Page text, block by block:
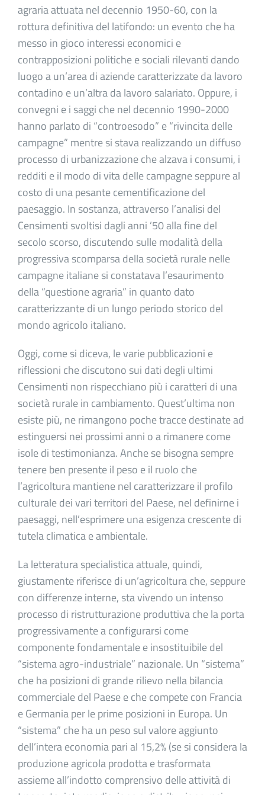
agraria attuata nel decennio 1950-60, con la
rottura definitiva del latifondo: un evento che ha
messo in gioco interessi economici e
contrapposizioni politiche e sociali rilevanti dando
luogo a un’area di aziende caratterizzate da lavoro
contadino e un’altra da lavoro salariato. Oppure, i
convegni e i saggi che nel decennio 1990-2000
hanno parlato di “controesodo” e “rivincita delle
campagne” mentre si stava realizzando un diffuso
processo di urbanizzazione che alzava i consumi, i
redditi e il modo di vita delle campagne seppure al
costo di una pesante cementificazione del
paesaggio. In sostanza, attraverso l’analisi del
Censimenti svoltisi dagli anni ’50 alla fine del
secolo scorso, discutendo sulle modalità della
progressiva scomparsa della società rurale nelle
campagne italiane si constatava l’esaurimento
della “questione agraria” in quanto dato
caratterizzante di un lungo periodo storico del
mondo agricolo italiano.
Oggi, come si diceva, le varie pubblicazioni e
riflessioni che discutono sui dati degli ultimi
Censimenti non rispecchiano più i caratteri di una
società rurale in cambiamento. Quest’ultima non
esiste più, ne rimangono poche tracce destinate ad
estinguersi nei prossimi anni o a rimanere come
isole di testimonianza. Anche se bisogna sempre
tenere ben presente il peso e il ruolo che
l’agricoltura mantiene nel caratterizzare il profilo
culturale dei vari territori del Paese, nel definirne i
paesaggi, nell’esprimere una esigenza crescente di
tutela climatica e ambientale.
La letteratura specialistica attuale, quindi,
giustamente riferisce di un’agricoltura che, seppure
con differenze interne, sta vivendo un intenso
processo di ristrutturazione produttiva che la porta
progressivamente a configurarsi come
componente fondamentale e insostituibile del
“sistema agro-industriale” nazionale. Un “sistema”
che ha posizioni di grande rilievo nella bilancia
commerciale del Paese e che compete con Francia
e Germania per le prime posizioni in Europa. Un
“sistema” che ha un peso sul valore aggiunto
dell’intera economia pari al 15,2% (se si considera la
produzione agricola prodotta e trasformata
assieme all’indotto comprensivo delle attività di